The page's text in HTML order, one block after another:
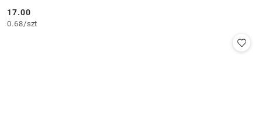
Cena:
17.00
0.68/szt